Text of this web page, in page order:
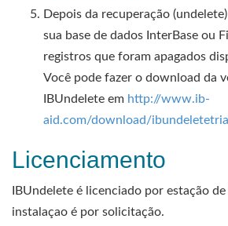
Depois da recuperação
sua base de dados InterBase ou
registros que foram apagados
Você pode fazer o download da
IBUndelete em http://www.ib-
aid.com/download/
Licenciamento
IBUndelete é licenciado por estação
instalaçao é por solicitação.